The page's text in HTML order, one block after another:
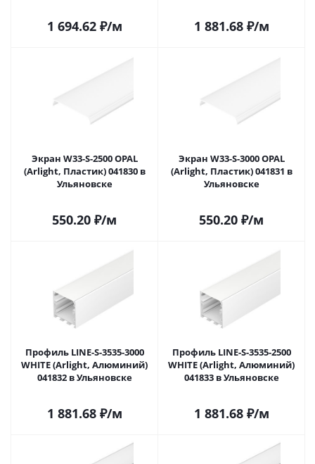
1 694.62₽/м 1 881.68₽/м
Экран W33-S-2500 OPAL
(Arlight, Пластик) 041830 в
Ульяновске
550.20 ₽/м
Экран W33-S-3000 OPAL
(Arlight, Пластик) 041831 в
Ульяновске
550.20 ₽/м
Профиль LINE-S-3535-3000
WHITE (Arlight, Алюминий)
041832 в Ульяновске
1 881.68₽/м
Профиль LINE-S-3535-2500
WHITE (Arlight, Алюминий)
041833 в Ульяновске
1 881.68₽/м